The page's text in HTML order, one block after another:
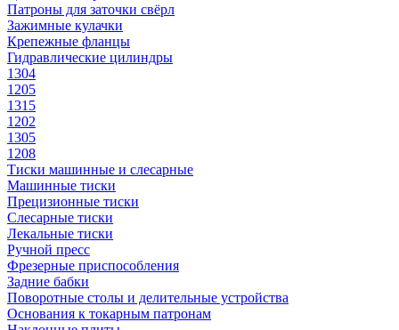
Патроны для заточки свёрл
Зажимные кулачки
Крепежные фланцы
Гидравлические цилиндры
1304
1205
1315
1202
1305
1208
Тиски машинные и слесарные
Машинные тиски
Прецизионные тиски
Слесарные тиски
Лекальные тиски
Ручной пресс
Фрезерные приспособления
Задние бабки
Поворотные столы и делительные устройства
Основания к токарным патронам